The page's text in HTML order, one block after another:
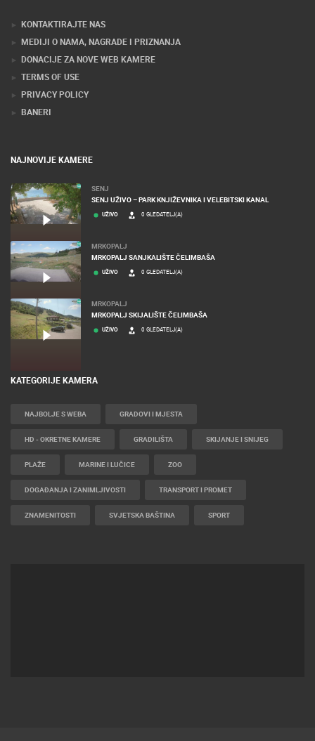
KONTAKTIRAJTE NAS
MEDIJI O NAMA, NAGRADE I PRIZNANJA
DONACIJE ZA NOVE WEB KAMERE
TERMS OF USE
PRIVACY POLICY
BANERI
NAJNOVIJE KAMERE
SENJ
SENJ UŽIVO – PARK KNJIŽEVNIKA I VELEBITSKI KANAL
UŽIVO 0 GLEDATELJ(A)
MRKOPALJ
MRKOPALJ SANJKALIŠTE ČELIMBAŠA
UŽIVO 0 GLEDATELJ(A)
MRKOPALJ
MRKOPALJ SKIJALIŠTE ČELIMBAŠA
UŽIVO 0 GLEDATELJ(A)
KATEGORIJE KAMERA
NAJBOLJE S WEBA GRADOVI I MJESTA
HD - OKRETNE KAMERE GRADILIŠTA SKIJANJE I SNIJEG
PLAŽE MARINE I LUČICE ZOO
DOGAĐANJA I ZANIMLJIVOSTI TRANSPORT I PROMET
ZNAMENITOSTI SVJETSKA BAŠTINA SPORT